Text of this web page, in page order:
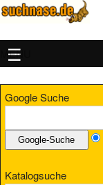
MENU
Google Suche
Katalogsuche